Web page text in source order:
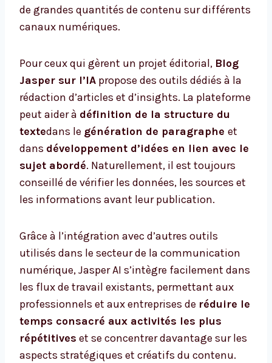
de grandes quantités de contenu sur différents
canaux numériques.
Pour ceux qui gèrent un projet éditorial, Blog
Jasper sur l’IA propose des outils dédiés à la
rédaction d’articles et d’insights. La plateforme
peut aider à définition de la structure du
textedans le génération de paragraphe et
dans développement d’idées en lien avec le
sujet abordé. Naturellement, il est toujours
conseillé de vérifier les données, les sources et
les informations avant leur publication.
Grâce à l’intégration avec d’autres outils
utilisés dans le secteur de la communication
numérique, Jasper AI s’intègre facilement dans
les flux de travail existants, permettant aux
professionnels et aux entreprises de réduire le
temps consacré aux activités les plus
répétitives et se concentrer davantage sur les
aspects stratégiques et créatifs du contenu.